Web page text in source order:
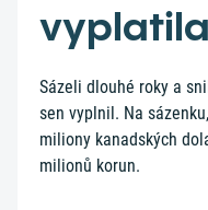
vyplatila
Sázeli dlouhé roky a
sen vyplnil. Na
miliony kanadských
milionů korun.